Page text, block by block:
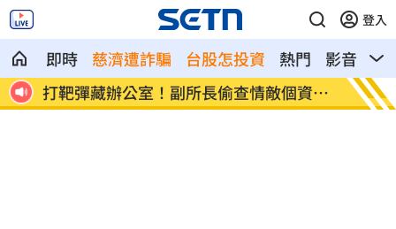
登入
即時 慈濟遭詐騙 台股怎投資 熱門 影音
熱
被
新／「9縣市」豪、大雨特報 示警區域曝 肥大